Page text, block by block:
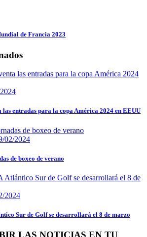
de Francia 2023
las entradas para la copa América 2024 en EEUU
02/2024
de boxeo de verano
2024
Sur de Golf se desarrollará el 8 de marzo
LAS NOTICIAS EN TU